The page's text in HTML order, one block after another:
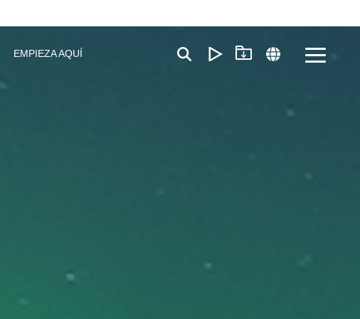
EMPIEZA AQUÍ
Toggle